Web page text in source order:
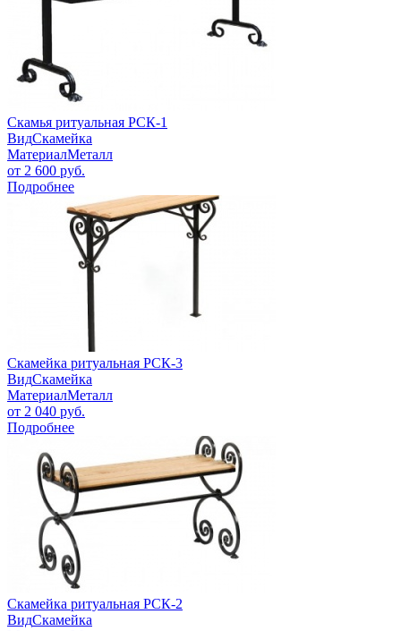
Скамья ритуальная РСК-1
ВидСкамейка
МатериалМеталл
от 2 600 руб.
Подробнее
Скамейка ритуальная РСК-3
ВидСкамейка
МатериалМеталл
от 2 040 руб.
Подробнее
Скамейка ритуальная РСК-2
ВидСкамейка